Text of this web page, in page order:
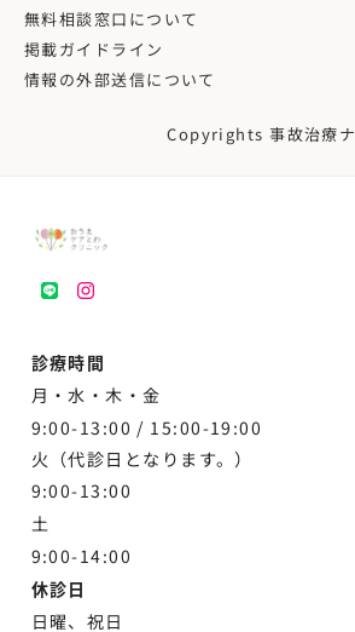
無料相談窓口について
掲載ガイドライン
情報の外部送信について
Copyrights 事故治療
LINEinstagram
診療時間
月・水・木・金
9:00-13:00 / 15:00-19:00
火（代診日となります。）
9:00-13:00
土
9:00-14:00
休診日
日曜、祝日